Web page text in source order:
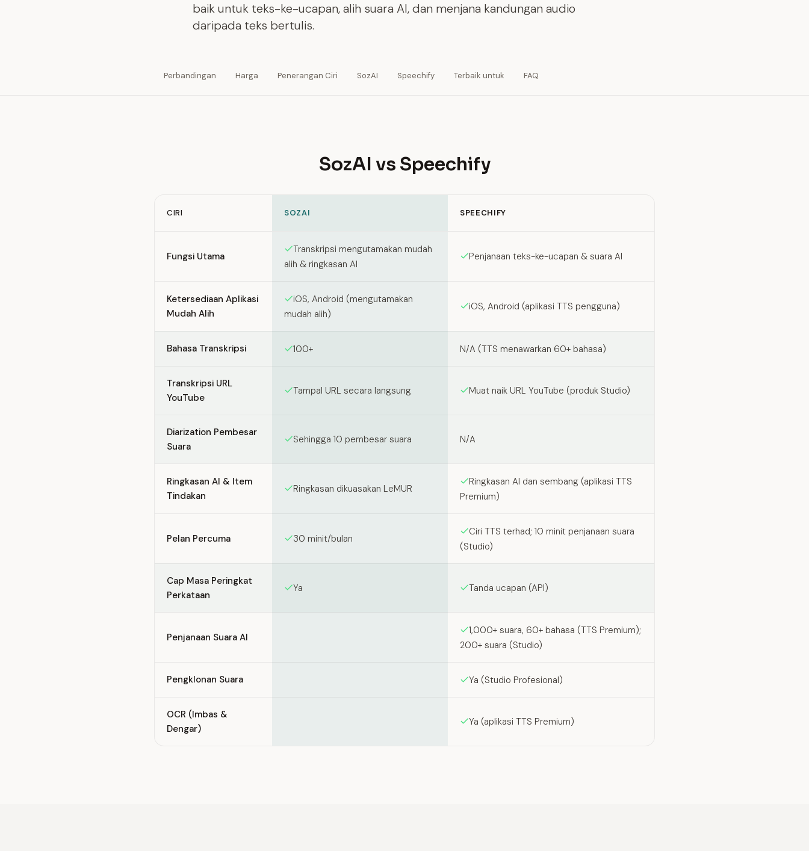
baik untuk teks-ke-ucapan, alih suara AI, dan menjana kandungan audio
daripada teks bertulis.
Perbandingan Harga Penerangan Ciri SozAI Speechify Terbaik untuk FAQ
SozAI vs Speechify
CIRI SOZAI SPEECHIFY
Fungsi Utama
Transkripsi mengutamakan mudah
alih & ringkasan AI
Penjanaan teks-ke-ucapan & suara AI
Ketersediaan Aplikasi
Mudah Alih
iOS, Android (mengutamakan
mudah alih)
iOS, Android (aplikasi TTS pengguna)
Bahasa Transkripsi 100+ N/A (TTS menawarkan 60+ bahasa)
Transkripsi URL
YouTube
Tampal URL secara langsung Muat naik URL YouTube (produk Studio)
Diarization Pembesar
Suara
Sehingga 10 pembesar suara N/A
Ringkasan AI & Item
Tindakan
Ringkasan dikuasakan LeMUR
Ringkasan AI dan sembang (aplikasi TTS
Premium)
Pelan Percuma 30 minit/bulan
Ciri TTS terhad; 10 minit penjanaan suara
(Studio)
Cap Masa Peringkat
Perkataan
Ya Tanda ucapan (API)
Penjanaan Suara AI
1,000+ suara, 60+ bahasa (TTS Premium);
200+ suara (Studio)
Pengklonan Suara Ya (Studio Profesional)
OCR (Imbas &
Dengar)
Ya (aplikasi TTS Premium)